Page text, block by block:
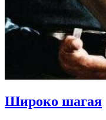
Широко шагая